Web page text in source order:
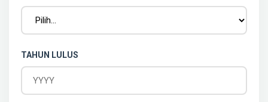
TAHUN LULUS